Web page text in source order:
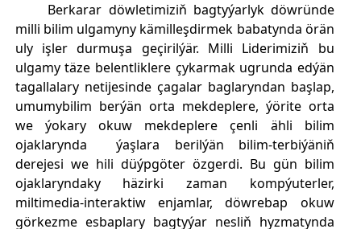
Berkarar döwletimiziň bagtyýarlyk döwründe
milli bilim ulgamyny kämilleşdirmek babatynda örän
uly işler durmuşa geçirilýär. Milli Liderimiziň bu
ulgamy täze belentliklere çykarmak ugrunda edýän
tagallalary netijesinde çagalar baglaryndan başlap,
umumybilim berýän orta mekdeplere, ýörite orta
we ýokary okuw mekdeplere çenli ähli bilim
ojaklarynda ýaşlara berilýän bilim-terbiýäniň
derejesi we hili düýpgöter özgerdi. Bu gün bilim
ojaklaryndaky häzirki zaman kompýuterler,
miltimedia-interaktiw enjamlar, döwrebap okuw
görkezme esbaplary bagtyýar nesliň hyzmatynda